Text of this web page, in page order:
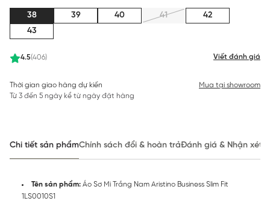
4.5(406) Viết đánh giá
38 39 40 41
42
43
Thời gian giao hàng dự kiến
Từ 3 đến 5 ngày kể từ ngày đặt hàng
Mua tại showroom
Chi tiết sản phẩmChính sách đổi & hoàn trảĐánh giá & Nhận xét
Tên sản phẩm: Áo Sơ Mi Trắng Nam Aristino Business Slim Fit
1LS0010S1